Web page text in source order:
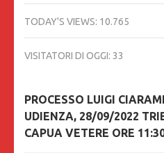
TODAY'S VIEWS: 10.765
VISITATORI DI OGGI: 33
PROCESSO LUIGI
UDIENZA, 28/09/2022
CAPUA VETERE ORE